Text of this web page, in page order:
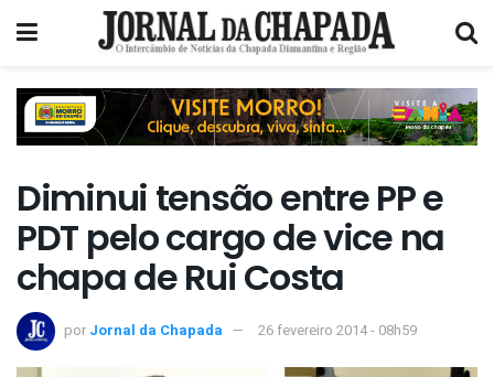
Diminui tensão entre PP e
PDT pelo cargo de vice na
chapa de Rui Costa
por Jornal da Chapada 26 fevereiro 2014 - 08h59